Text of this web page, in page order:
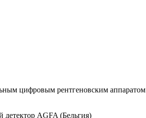
цифровым рентгеновским аппаратом
AGFA (Бельгия)